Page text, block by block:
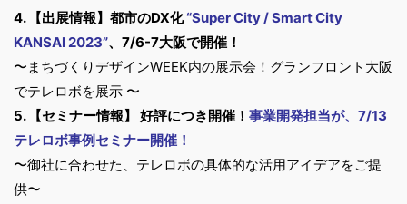
4. 【出展情報】都市のDX化“Super City / Smart City
KANSAI 2023”、7/6-7大阪で開催！
〜まちづくりデザインWEEK内の展示会！グランフロント大阪
でテレロボを展示 〜
5. 【セミナー情報】 好評につき開催！ 事業開発担当が、7/13
テレロボ事例セミナー開催！
〜御社に合わせた、テレロボの具体的な活用アイデアをご提
供〜